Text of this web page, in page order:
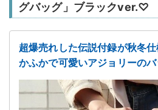
グバッグ」ブラックver.♡
超爆売れした伝説付録が秋冬
かふかで可愛いアジョリーの